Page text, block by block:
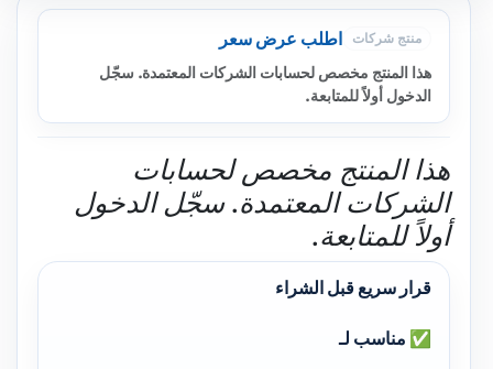
منتج شركات اطلب عرض سعر
هذا المنتج مخصص لحسابات الشركات المعتمدة. سجّل
الدخول أولاً للمتابعة.
هذا المنتج مخصص لحسابات
الشركات المعتمدة. سجّل الدخول
أولاً للمتابعة.
قرار سريع قبل الشراء
✅ مناسب لـ